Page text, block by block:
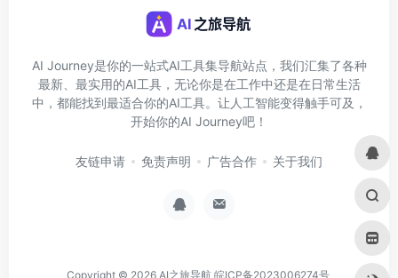
AI Journey是你的一站式AI工具集导航站点，我们汇集了各种
最新、最实用的AI工具，无论你是在工作中还是在日常生活
中，都能找到最适合你的AI工具。让人工智能变得触手可及，
开始你的AI Journey吧！
友链申请 免责声明 广告合作 关于我们
Copyright © 2026 AI之旅导航 皖ICP备2023006274号